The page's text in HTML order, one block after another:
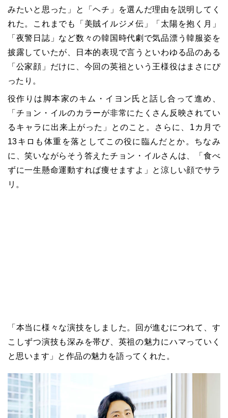
みたいと思った」と「ヘチ」を選んだ理由を説明してく
れた。これまでも「美賊イルジメ伝」「太陽を抱く月」
「夜警日誌」など数々の韓国時代劇で気品漂う韓服姿を
披露していたが、日本的表現で言うといわゆる品のある
「公家顔」だけに、今回の英祖という王様役はまさにぴ
ったり。
役作りは脚本家のキム・イヨン氏と話し合って進め、
「チョン・イルのカラーが非常にたくさん反映されてい
るキャラに出来上がった」とのこと。さらに、1カ月で
13キロも体重を落としてこの役に臨んだとか。ちなみ
に、笑いながらそう答えたチョン・イルさんは、「食べ
ずに一生懸命運動すれば痩せますよ」と涼しい顔でサラ
リ。
「本当に様々な演技をしました。回が進むにつれて、す
こしずつ演技も深みを帯び、英祖の魅力にハマっていく
と思います」と作品の魅力を語ってくれた。